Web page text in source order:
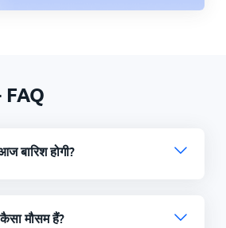
FAQ
बारिश होगी?
मौसम हैं?